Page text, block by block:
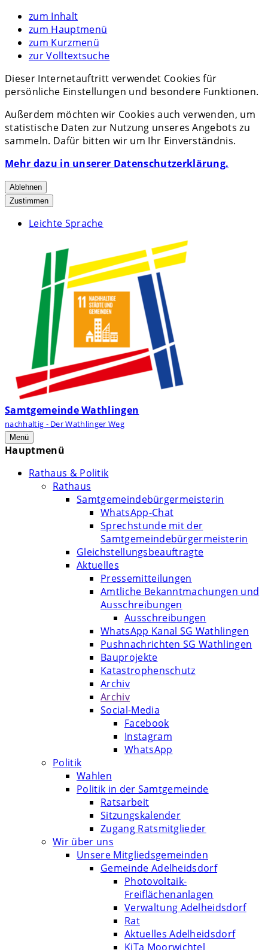
zum Inhalt
zum Hauptmenü
zum Kurzmenü
zur Volltextsuche
Dieser Internetauftritt verwendet Cookies für
persönliche Einstellungen und besondere Funktionen.
Außerdem möchten wir Cookies auch verwenden, um
statistische Daten zur Nutzung unseres Angebots zu
sammeln. Dafür bitten wir um Ihr Einverständnis.
Mehr dazu in unserer Datenschutzerklärung.
Ablehnen
Zustimmen
Leichte Sprache
Samtgemeinde Wathlingen
nachhaltig - Der Wathlinger Weg
Menü
Hauptmenü
Rathaus & Politik
Rathaus
Samtgemeindebürgermeisterin
WhatsApp-Chat
Sprechstunde mit der
Samtgemeindebürgermeisterin
Gleichstellungsbeauftragte
Aktuelles
Pressemitteilungen
Amtliche Bekanntmachungen und
Ausschreibungen
Ausschreibungen
WhatsApp Kanal SG Wathlingen
Pushnachrichten SG Wathlingen
Bauprojekte
Katastrophenschutz
Archiv
Archiv
Social-Media
Facebook
Instagram
WhatsApp
Politik
Wahlen
Politik in der Samtgemeinde
Ratsarbeit
Sitzungskalender
Zugang Ratsmitglieder
Wir über uns
Unsere Mitgliedsgemeinden
Gemeinde Adelheidsdorf
Photovoltaik-
Freiflächenanlagen
Verwaltung Adelheidsdorf
Rat
Aktuelles Adelheidsdorf
KiTa Moorwichtel